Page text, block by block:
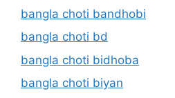
bangla choti bandhobi
bangla choti bd
bangla choti bidhoba
bangla choti biyan